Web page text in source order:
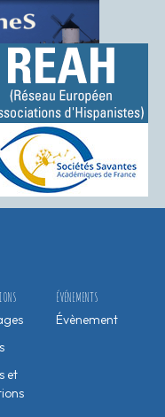
ÉVÉNEMENTS
Évènement
et